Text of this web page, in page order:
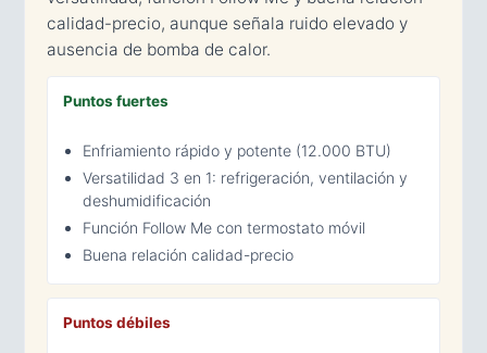
calidad-precio, aunque señala ruido elevado y
ausencia de bomba de calor.
Puntos fuertes
Enfriamiento rápido y potente (12.000 BTU)
Versatilidad 3 en 1: refrigeración, ventilación y
deshumidificación
Función Follow Me con termostato móvil
Buena relación calidad-precio
Puntos débiles